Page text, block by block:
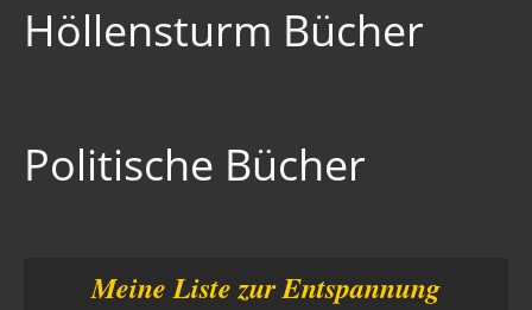
Höllensturm Bücher
Politische Bücher
Meine Liste zur Entspannung